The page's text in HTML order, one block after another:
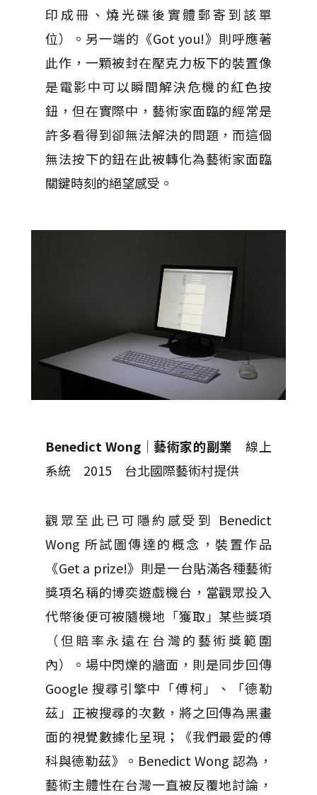
印成冊、燒光碟後實體郵寄到該單
位）。另一端的《Got you!》則呼應著
此作，一顆被封在壓克力板下的裝置像
是電影中可以瞬間解決危機的紅色按
鈕，但在實際中，藝術家面臨的經常是
許多看得到卻無法解決的問題，而這個
無法按下的鈕在此被轉化為藝術家面臨
關鍵時刻的絕望感受。
Benedict Wong│ 藝術家的副業 線上
系統 2015 台北國際藝術村提供
觀眾至此已可隱約感受到 Benedict
Wong 所試圖傳達的概念，裝置作品
《Get a prize!》則是一台貼滿各種藝術
獎項名稱的博奕遊戲機台，當觀眾投入
代幣後便可被隨機地「獲取」某些獎項
（但賠率永遠在台灣的藝術獎範圍
內）。場中閃爍的牆面，則是同步回傳
Google 搜尋引擎中「傅柯」、「德勒
茲」正被搜尋的次數，將之回傳為黑畫
面的視覺數據化呈現；《我們最愛的傅
科與德勒茲》。Benedict Wong 認為，
藝術主體性在台灣一直被反覆地討論，